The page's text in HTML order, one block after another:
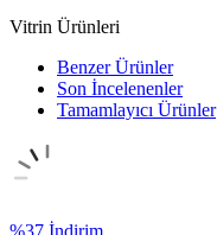
Vitrin Ürünleri
Benzer Ürünler
Son İncelenenler
Tamamlayıcı Ürünler
%37 İndirim